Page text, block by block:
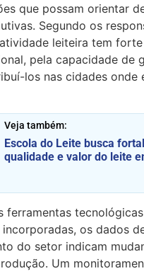
que possam orientar
Segundo os
leiteira tem
pela capacidade de
los nas cidades onde
Veja também:
Escola do Leite busca
qualidade e valor do leite
ferramentas tecnológicas
os dados
do setor indicam
Um